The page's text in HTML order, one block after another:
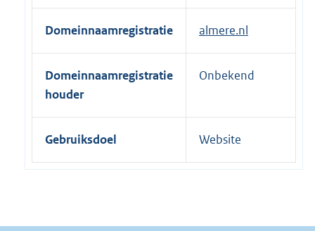
i
n
Domeinnaamregistratie almere.nl
Domeinnaamregistratie
houder
Onbekend
Gebruiksdoel Website